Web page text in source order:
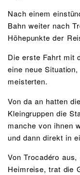
Nach einem
Bahn weiter nach
Höhepunkte der
Die erste Fahrt mit
eine neue
meisterten.
Von da an hatten
Kleingruppen die
manche von ihnen
und dann direkt in
Von Trocadéro
Heimreise, trat die